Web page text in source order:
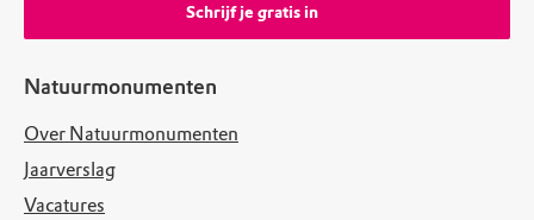
Natuurmonumenten
Over Natuurmonumenten
Jaarverslag
Vacatures
Schrijf je gratis in